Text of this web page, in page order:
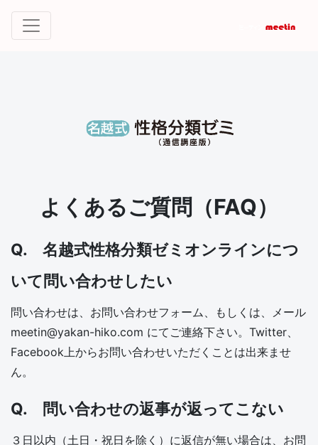
よくあるご質問（FAQ）
Q. 名越式性格分類ゼミオンラインにつ
いて問い合わせしたい
問い合わせは、お問い合わせフォーム、もしくは、メール
meetin@yakan-hiko.com にてご連絡下さい。Twitter、
Facebook上からお問い合わせいただくことは出来ませ
ん。
Q. 問い合わせの返事が返ってこない
３日以内（土日・祝日を除く）に返信が無い場合は、お問